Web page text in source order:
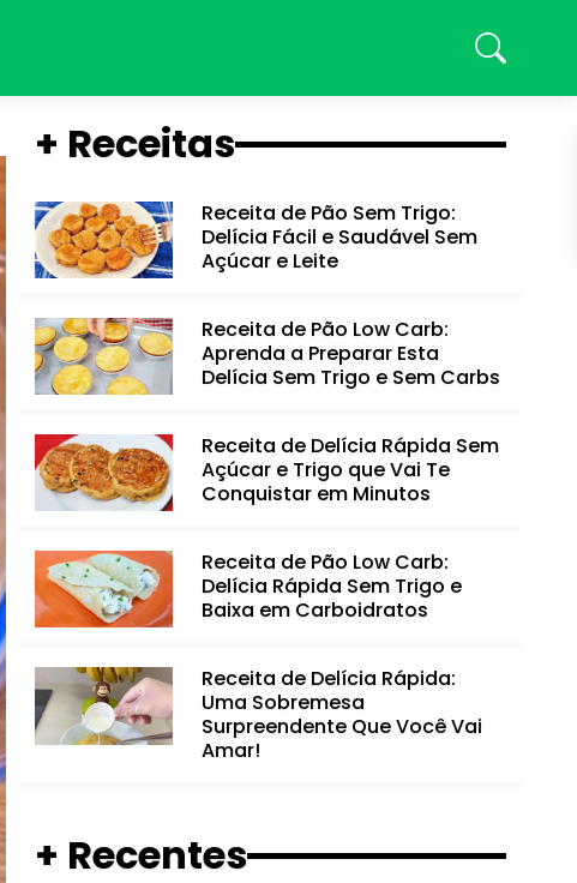
+ Receitas
Receita de Pão Sem Trigo:
Delícia Fácil e Saudável Sem
Açúcar e Leite
Receita de Pão Low Carb:
Aprenda a Preparar Esta
Delícia Sem Trigo e Sem Carbs
Receita de Delícia Rápida Sem
Açúcar e Trigo que Vai Te
Conquistar em Minutos
Receita de Pão Low Carb:
Delícia Rápida Sem Trigo e
Baixa em Carboidratos
Receita de Delícia Rápida:
Uma Sobremesa
Surpreendente Que Você Vai
Amar!
+ Recentes